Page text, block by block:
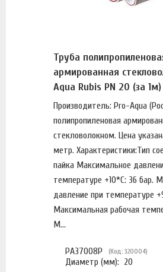
Труба
армированная
Aqua Rubis PN 20 (за 1м)
Производитель: Pro-Aqua
полипропиленовая
стекловолокном. Цена
метр. Характеристики:Тип
пайка Максимальное
температуре +10*С: 36 бар.
давление при температуре
Максимальная рабочая
М...
PA37008P (Код: 320004)
Диаметр (мм): 20